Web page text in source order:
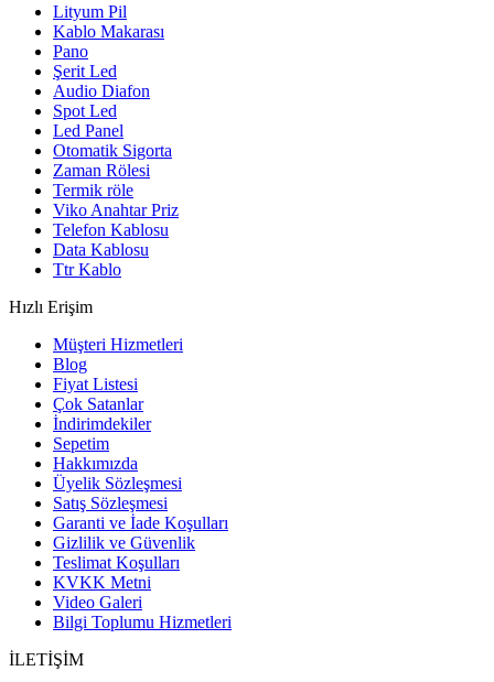
Lityum Pil
Kablo Makarası
Pano
Şerit Led
Audio Diafon
Spot Led
Led Panel
Otomatik Sigorta
Zaman Rölesi
Termik röle
Viko Anahtar Priz
Telefon Kablosu
Data Kablosu
Ttr Kablo
Hızlı Erişim
Müşteri Hizmetleri
Blog
Fiyat Listesi
Çok Satanlar
İndirimdekiler
Sepetim
Hakkımızda
Üyelik Sözleşmesi
Satış Sözleşmesi
Garanti ve İade Koşulları
Gizlilik ve Güvenlik
Teslimat Koşulları
KVKK Metni
Video Galeri
Bilgi Toplumu Hizmetleri
İLETİŞİM